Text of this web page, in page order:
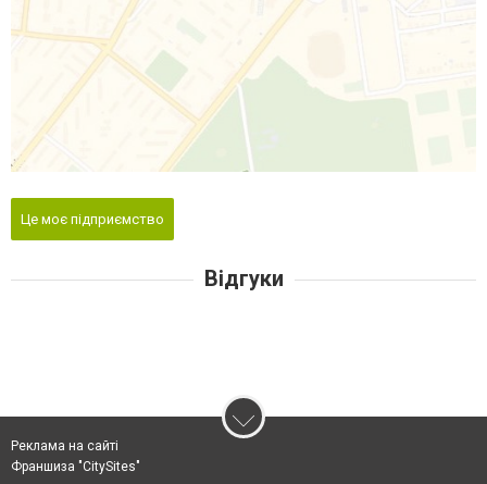
Це моє підприємство
Відгуки
Реклама на сайті
Франшиза "CitySites"